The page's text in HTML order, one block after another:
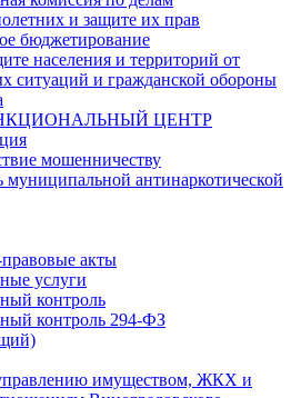
и защите их прав
бюджетирование
населения и территорий от
ситуаций и гражданской обороны
ЦЕНТР
мошенничеству
муниципальной антинаркотической
акты
услуги
контроль
контроль 294-ФЗ
имуществом, ЖКХ и